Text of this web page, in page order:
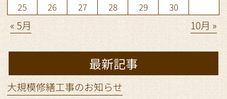
25
26 27 28 29 30
« 5月 10月 »
最新記事
大規模修繕工事のお知らせ